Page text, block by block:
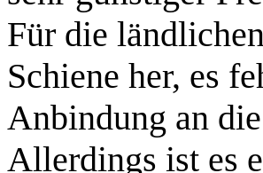
Für die
Schiene her, es
Anbindung an
Allerdings ist es